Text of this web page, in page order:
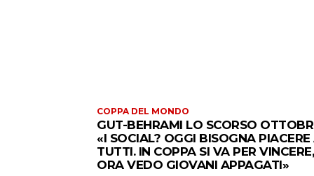
COPPA DEL MONDO
GUT-BEHRAMI LO SCORSO
«I SOCIAL? OGGI BISOGNA PIACERE
TUTTI. IN COPPA SI VA PER VINCERE,
ORA VEDO GIOVANI APPAGATI»